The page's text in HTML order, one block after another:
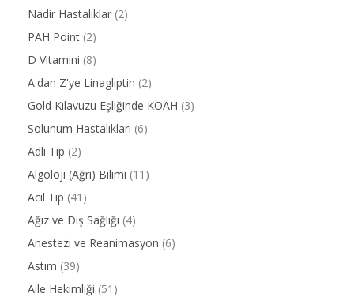
Nadir Hastalıklar (2)
PAH Point (2)
D Vitamini (8)
A'dan Z'ye Linagliptin (2)
Gold Kılavuzu Eşliğinde KOAH (3)
Solunum Hastalıkları (6)
Adli Tıp (2)
Algoloji (Ağrı) Bilimi (11)
Acil Tıp (41)
Ağız ve Diş Sağlığı (4)
Anestezi ve Reanimasyon (6)
Astım (39)
Aile Hekimliği (51)